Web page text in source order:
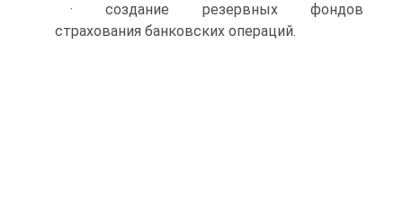
· создание резервных фондов
страхования банковских операций.